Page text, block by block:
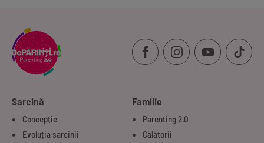
Sarcină
Concepție
Evoluția sarcinii
Familie
Parenting 2.0
Călătorii